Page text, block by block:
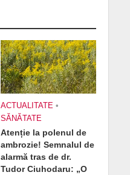
ACTUALITATE •
SĂNĂTATE
Atenție la polenul de
ambrozie! Semnalul de
alarmă tras de dr.
Tudor Ciuhodaru: „O